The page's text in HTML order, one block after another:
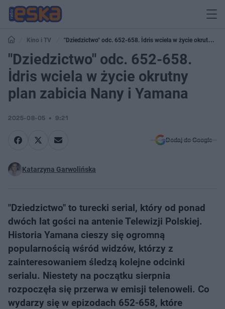
Kino i TV
"Dziedzictwo" odc. 652-658. İdris wciela w życie okrutny
plan zabicia Nany i Yamana
"Dziedzictwo" odc. 652-658.
İdris wciela w życie okrutny
plan zabicia Nany i Yamana
2025-08-05 9:21
Dodaj do Google
Katarzyna Garwolińska
"Dziedzictwo" to turecki serial, który od ponad
dwóch lat gości na antenie Telewizji Polskiej.
Historia Yamana cieszy się ogromną
popularnością wśród widzów, którzy z
zainteresowaniem śledzą kolejne odcinki
serialu. Niestety na początku sierpnia
rozpoczęła się przerwa w emisji telenoweli. Co
wydarzy się w epizodach 652-658, które